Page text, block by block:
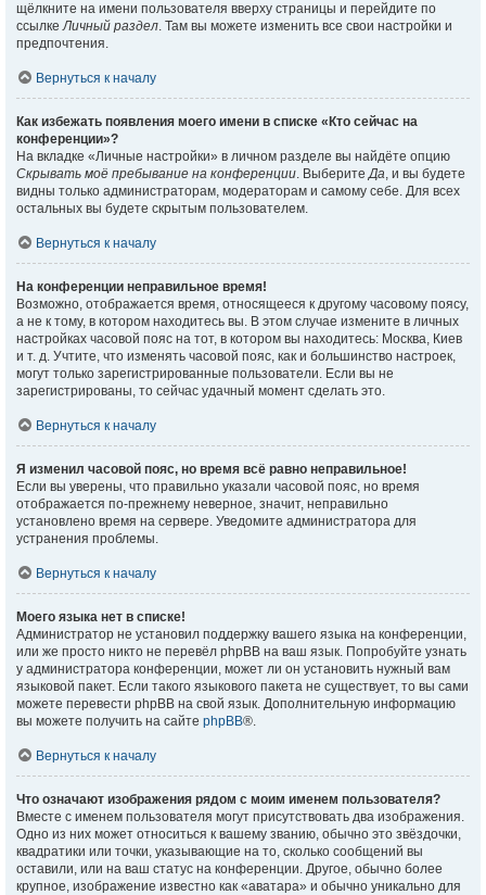
щёлкните на имени пользователя вверху страницы и перейдите по
ссылкеЛичный раздел. Там вы можете изменить все свои настройки и
предпочтения.
Вернуться к началу
Как избежать появления моего имени в списке «Кто сейчас на
конференции»?
На вкладке «Личные настройки» в личном разделе вы найдёте опцию
Скрывать моё пребывание на конференции. ВыберитеДа, и вы будете
видны только администраторам, модераторам и самому себе. Для всех
остальных вы будете скрытым пользователем.
Вернуться к началу
На конференции неправильное время!
Возможно, отображается время, относящееся к другому часовому поясу,
а не к тому, в котором находитесь вы. В этом случае измените в личных
настройках часовой пояс на тот, в котором вы находитесь: Москва, Киев
и т. д. Учтите, что изменять часовой пояс, как и большинство настроек,
могут только зарегистрированные пользователи. Если вы не
зарегистрированы, то сейчас удачный момент сделать это.
Вернуться к началу
Я изменил часовой пояс, но время всё равно неправильное!
Если вы уверены, что правильно указали часовой пояс, но время
отображается по-прежнему неверное, значит, неправильно
установлено время на сервере. Уведомите администратора для
устранения проблемы.
Вернуться к началу
Моего языка нет в списке!
Администратор не установил поддержку вашего языка на конференции,
или же просто никто не перевёл phpBB на ваш язык. Попробуйте узнать
у администратора конференции, может ли он установить нужный вам
языковой пакет. Если такого языкового пакета не существует, то вы сами
можете перевести phpBB на свой язык. Дополнительную информацию
вы можете получить на сайте phpBB®.
Вернуться к началу
Что означают изображения рядом с моим именем пользователя?
Вместе с именем пользователя могут присутствовать два изображения.
Одно из них может относиться к вашему званию, обычно это звёздочки,
квадратики или точки, указывающие на то, сколько сообщений вы
оставили, или на ваш статус на конференции. Другое, обычно более
крупное, изображение известно как «аватара» и обычно уникально для